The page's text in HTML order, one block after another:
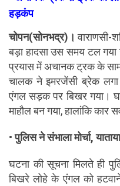
हड़कंप
चोपन(सोनभद्र)। वाराणसी-
बड़ा हादसा उस समय टल
प्रयास में अचानक ट्रक के
चालक ने इमरजेंसी ब्रेक लगा
एंगल सड़क पर बिखर गया।
माहौल बन गया, हालांकि कार
• पुलिस ने संभाला मोर्चा,
घटना की सूचना मिलते ही
बिखरे लोहे के एंगल को